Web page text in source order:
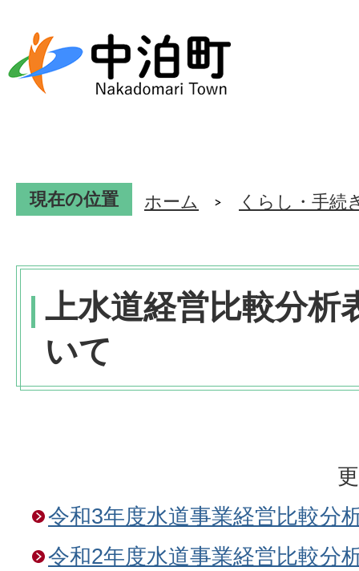
現在の位置 ホーム くらし・手続
上水道経営比較分析
いて
令和3年度水道事業経営比較分
令和2年度水道事業経営比較分